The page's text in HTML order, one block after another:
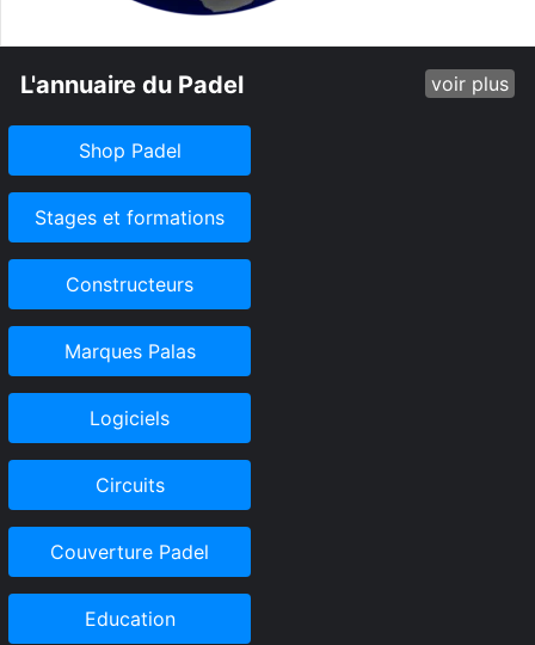
L'annuaire du Padel voir plus
Shop Padel
Stages et formations
Constructeurs
Marques Palas
Logiciels
Circuits
Couverture Padel
Education